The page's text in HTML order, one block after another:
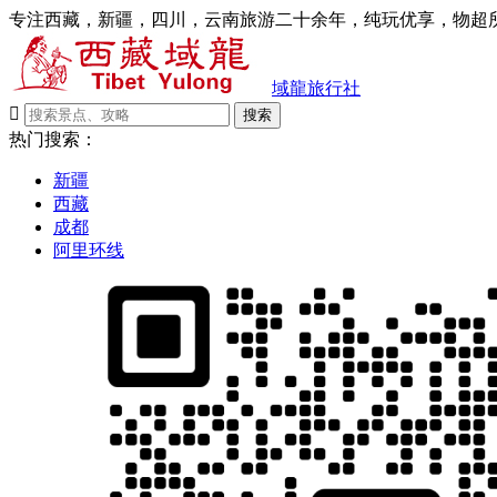
专注西藏，新疆，四川，云南旅游二十余年，纯玩优享，物超
域龍旅行社

搜索
热门搜索：
新疆
西藏
成都
阿里环线